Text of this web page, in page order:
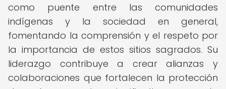
como puente entre las comunidades
indígenas y la sociedad en general,
fomentando la comprensión y el respeto por
la importancia de estos sitios sagrados. Su
liderazgo contribuye a crear alianzas y
colaboraciones que fortalecen la protección